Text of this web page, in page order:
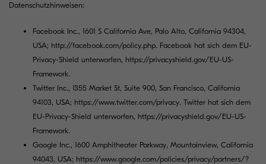
Datenschutzhinweisen:
Facebook Inc., 1601 S California Ave, Palo Alto, California 94304,
USA; http://facebook.com/policy.php. Facebook hat sich dem EU-
Privacy-Shield unterworfen, https://privacyshield.gov/EU-US-
Framework.
Twitter Inc., 1355 Market St, Suite 900, San Francisco, California
94103, USA; https://www.twitter.com/privacy. Twitter hat sich dem
EU-Privacy-Shield unterworfen, https://privacyshield.gov/EU-US-
Framework.
Google Inc., 1600 Amphitheater Parkway, Mountainview, California
94043, USA; https://www.google.com/policies/privacy/partners/?